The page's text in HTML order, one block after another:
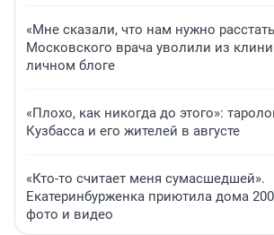
«Мне сказали, что нам нужно
Московского врача уволили из
личном блоге
«Плохо, как никогда до этого»:
Кузбасса и его жителей в августе
«Кто-то считает меня сумасшедшей».
Екатеринбурженка приютила дома
фото и видео